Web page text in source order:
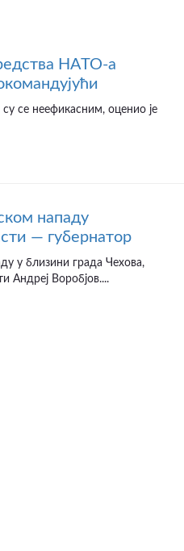
НАТО-а
су се неефикасним, оценио је
нападу
— губернатор
у близини града Чехова,
Андреј Воробјов....